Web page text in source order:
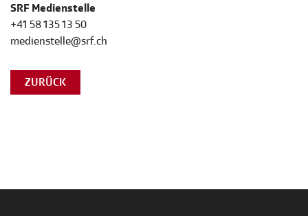
SRF Medienstelle
+41 58 135 13 50
medienstelle@srf.ch
ZURÜCK